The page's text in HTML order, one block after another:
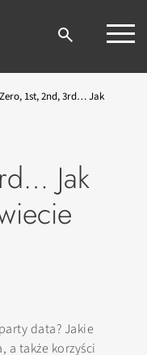
Zero, 1st, 2nd, 3rd… Jak
Jak
data? Jakie
a także korzyści